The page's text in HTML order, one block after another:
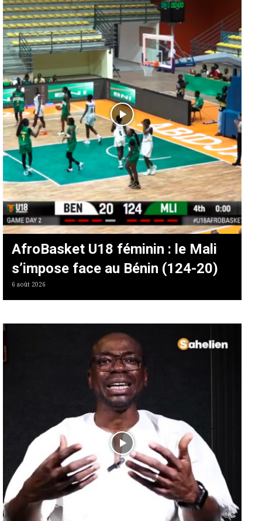
AfroBasket U18 féminin : le Mali
s’impose face au Bénin (124-20)
6 août 2026